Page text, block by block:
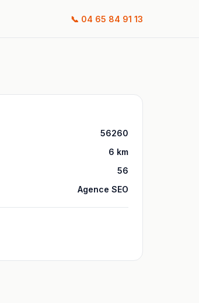
📞 04 65 84 91 13
56260
6 km
56
Agence SEO